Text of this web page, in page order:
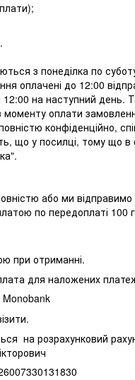
з понеділка по
оплачені до 12:00
на наступний день.
моменту оплати
конфіденційно,
що у посилці, тому що в
або ми
по передоплаті 100
при отриманні.
для наложених
на розрахунковий